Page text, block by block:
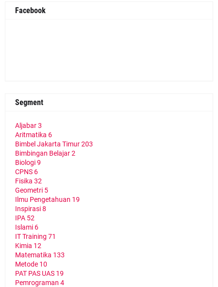
Facebook
Segment
Aljabar3
Aritmatika 6
Bimbel Jakarta Timur203
Bimbingan Belajar2
Biologi9
CPNS 6
Fisika 32
Geometri 5
Ilmu Pengetahuan 19
Inspirasi8
IPA 52
Islami 6
IT Training 71
Kimia 12
Matematika 133
Metode 10
PAT PAS UAS 19
Pemrograman 4